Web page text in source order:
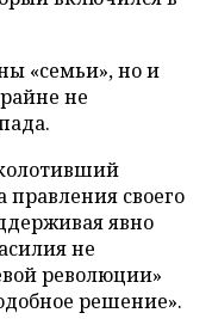
«семьи», но и
не
правления своего
явно
не
революции»
решение».